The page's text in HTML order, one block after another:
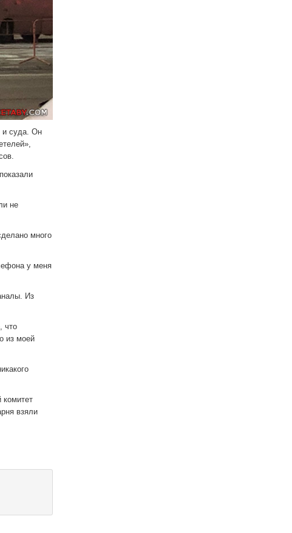
и суда. Он
не
много
у меня
Из
что
из моей
взяли